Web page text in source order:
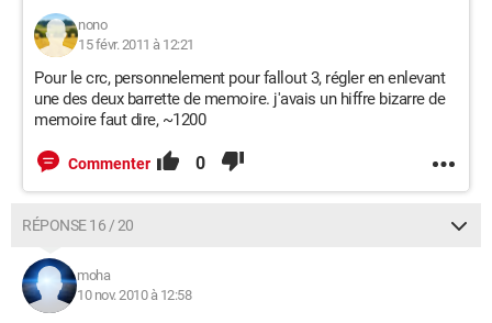
nono
15 févr. 2011 à 12:21
Pour le crc, personnelement pour fallout 3, régler en enlevant
une des deux barrette de memoire. j'avais un hiffre bizarre de
memoire faut dire, ~1200
Commenter 0
RÉPONSE 16 / 20
moha
10 nov. 2010 à 12:58